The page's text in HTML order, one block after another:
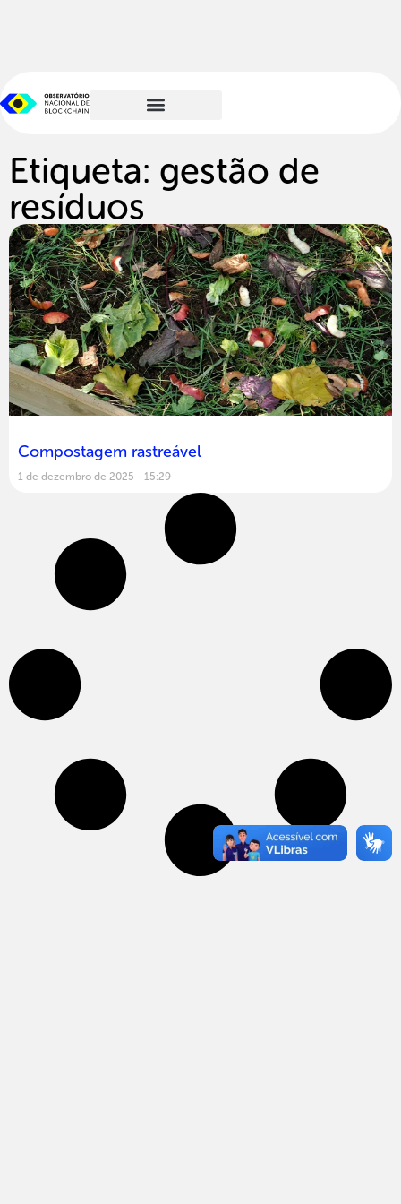
Etiqueta: gestão de
resíduos
Compostagem rastreável
1 de dezembro de 2025 15:29